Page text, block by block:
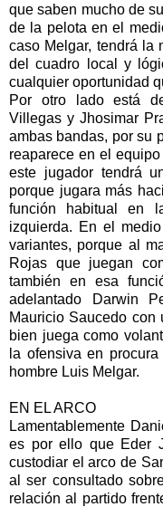
que saben mucho de
de la pelota en el
caso Melgar, tendrá la
del cuadro local y
cualquier oportunidad
Por otro lado está
Villegas y Jhosimar
ambas bandas, por su
reaparece en el
este jugador tendrá
porque jugara más
función habitual en
izquierda. En el
variantes, porque al
Rojas que juegan
también en esa
adelantado Darwin
Mauricio Saucedo con
bien juega como
la ofensiva en
hombre Luis Melgar.
EN EL ARCO
Lamentablemente
es por ello que Eder
custodiar el arco de
al ser consultado
relación al partido